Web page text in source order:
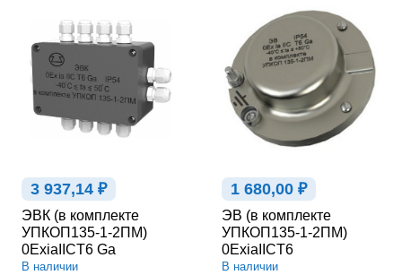
3 937,14 ₽
ЭВК (в комплекте
УПКОП135-1-2ПМ)
0ExiaIICT6 Ga
В наличии
1 680,00 ₽
ЭВ (в комплекте
УПКОП135-1-2ПМ)
0ExiaIICT6
В наличии